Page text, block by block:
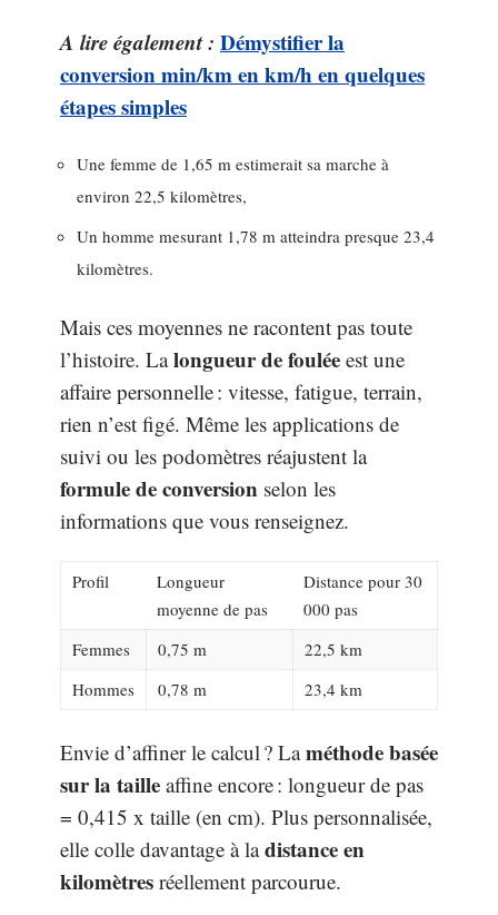
A lire également : Démystifier la
conversion min/km en km/h en quelques
étapes simples
Une femme de 1,65 m estimerait sa marche à
environ 22,5 kilomètres,
Un homme mesurant 1,78 m atteindra presque 23,4
kilomètres.
Mais ces moyennes ne racontent pas toute
l’histoire. Lalongueur de foulée est une
affaire personnelle : vitesse, fatigue, terrain,
rien n’est figé. Même les applications de
suivi ou les podomètres réajustent la
formule de conversion selon les
informations que vous renseignez.
Profil
Longueur
moyenne de pas
Distance pour 30
000 pas
Femmes
0,75 m
22,5 km
Hommes
0,78 m 23,4 km
Envie d’affiner le calcul ? Laméthode basée
sur la taille affine encore : longueur de pas
= 0,415 x taille (en cm). Plus personnalisée,
elle colle davantage à ladistance en
kilomètres réellement parcourue.